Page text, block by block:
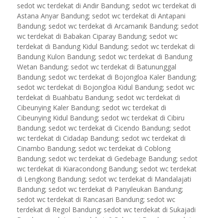
sedot wc terdekat di Andir Bandung; sedot wc terdekat di
Astana Anyar Bandung; sedot wc terdekat di Antapani
Bandung; sedot wc terdekat di Arcamanik Bandung; sedot
wc terdekat di Babakan Ciparay Bandung; sedot wc
terdekat di Bandung Kidul Bandung; sedot wc terdekat di
Bandung Kulon Bandung; sedot wc terdekat di Bandung
Wetan Bandung; sedot wc terdekat di Batununggal
Bandung; sedot wc terdekat di Bojongloa Kaler Bandung;
sedot wc terdekat di Bojongloa Kidul Bandung; sedot wc
terdekat di Buahbatu Bandung; sedot wc terdekat di
Cibeunying Kaler Bandung; sedot wc terdekat di
Cibeunying Kidul Bandung; sedot wc terdekat di Cibiru
Bandung; sedot wc terdekat di Cicendo Bandung; sedot
wc terdekat di Cidadap Bandung; sedot wc terdekat di
Cinambo Bandung; sedot wc terdekat di Coblong
Bandung; sedot wc terdekat di Gedebage Bandung; sedot
wc terdekat di Kiaracondong Bandung; sedot wc terdekat
di Lengkong Bandung; sedot wc terdekat di Mandalajati
Bandung; sedot wc terdekat di Panyileukan Bandung;
sedot wc terdekat di Rancasari Bandung; sedot wc
terdekat di Regol Bandung; sedot wc terdekat di Sukajadi